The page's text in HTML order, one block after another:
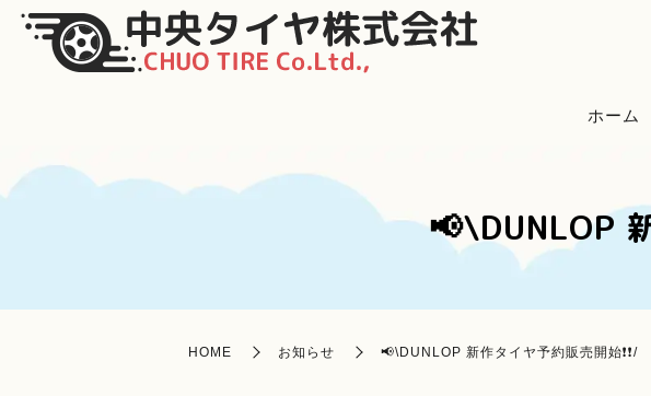
ホーム
📢\DUNLOP
HOME お知らせ 📢\DUNLOP 新作タイヤ予約販売開始❗❗/